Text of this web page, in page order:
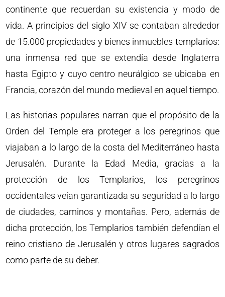
continente que recuerdan su existencia y modo de
vida. A principios del siglo XIV se contaban alrededor
de 15.000 propiedades y bienes inmuebles templarios:
una inmensa red que se extendía desde Inglaterra
hasta Egipto y cuyo centro neurálgico se ubicaba en
Francia, corazón del mundo medieval en aquel tiempo.
Las historias populares narran que el propósito de la
Orden del Temple era proteger a los peregrinos que
viajaban a lo largo de la costa del Mediterráneo hasta
Jerusalén. Durante la Edad Media, gracias a la
protección de los Templarios, los peregrinos
occidentales veían garantizada su seguridad a lo largo
de ciudades, caminos y montañas. Pero, además de
dicha protección, los Templarios también defendían el
reino cristiano de Jerusalén y otros lugares sagrados
como parte de su deber.